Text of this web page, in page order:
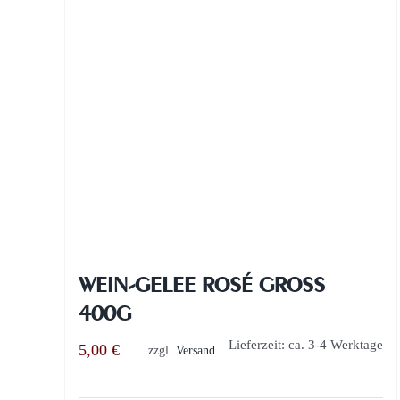
WEIN-GELEE ROSÉ GROSS 4
00G
5,00 € zzgl. Versand Lieferzeit: ca. 3-4 Werktage